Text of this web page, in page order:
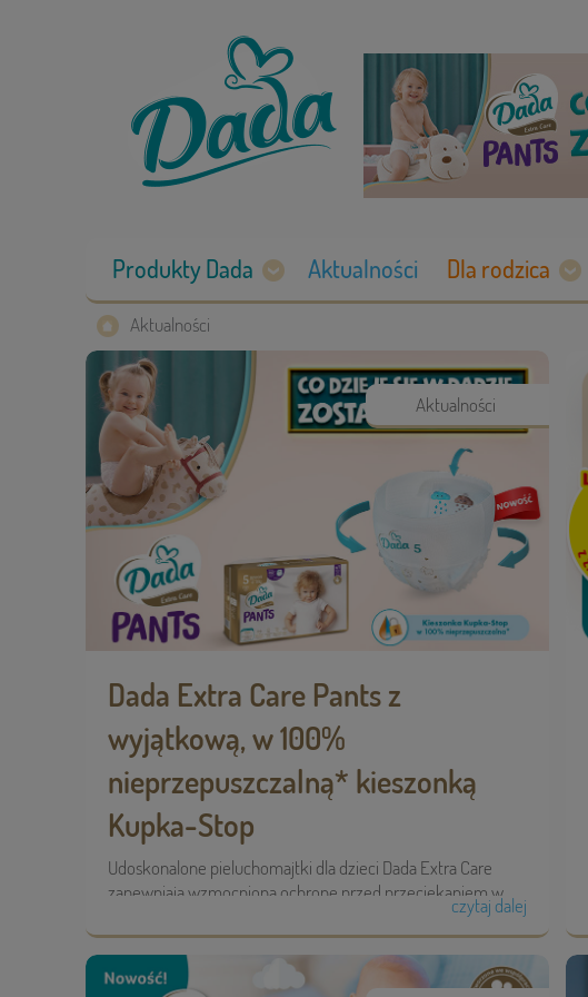
Produkty Dada Aktualności Dla rodzica
Aktualności
Aktualności
Dada Extra Care Pants z
wyjątkową, w 100%
nieprzepuszczalną* kieszonką
Kupka-Stop
Udoskonalone pieluchomajtki dla dzieci Dada Extra Care
zapewniają wzmocnioną ochronę przed przeciekaniem w ...
czytaj dalej